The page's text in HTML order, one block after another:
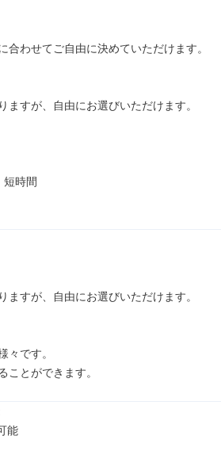
合わせてご自由に決めていただけます。
ますが、自由にお選びいただけます。
短時間
ますが、自由にお選びいただけます。
々です。
ことができます。
能